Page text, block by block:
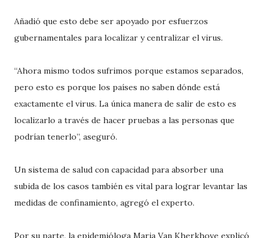
Añadió que esto debe ser apoyado por esfuerzos
gubernamentales para localizar y centralizar el virus.
“Ahora mismo todos sufrimos porque estamos separados,
pero esto es porque los países no saben dónde está
exactamente el virus. La única manera de salir de esto es
localizarlo a través de hacer pruebas a las personas que
podrían tenerlo”, aseguró.
Un sistema de salud con capacidad para absorber una
subida de los casos también es vital para lograr levantar las
medidas de confinamiento, agregó el experto.
Por su parte, la epidemióloga Maria Van Kherkhove explicó